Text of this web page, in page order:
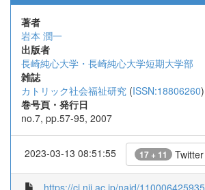
著者
岩本 潤一
出版者
長崎純心大学・長崎純心大学短期大学部
雑誌
カトリック社会福祉研究 (ISSN:18806260)
巻号頁・発行日
no.7, pp.57-95, 2007
2023-03-13 08:51:55 17 + 11 Twitter
https://ci.nii.ac.jp/naid/110006425935